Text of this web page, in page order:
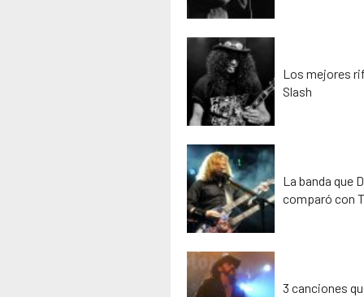
Los mejores
Slash
La banda que
comparó con
3 canciones